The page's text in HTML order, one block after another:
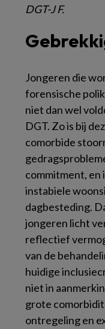
DGT-J F.
Jongeren die
forensische
niet dan wel
DGT. Zo is bij
comorbide
commitment, en
instabiele
dagbesteding.
jongeren licht
reflectief
van de
huidige
niet in
grote
ontregeling en